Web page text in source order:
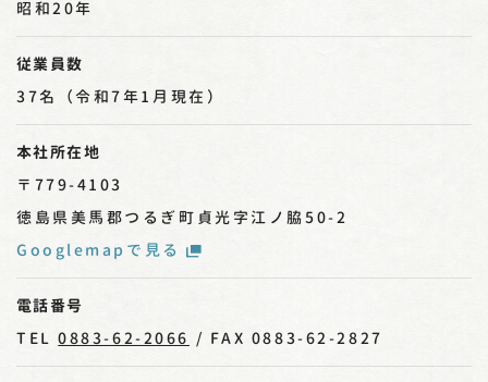
昭和20年
従業員数
37名（令和7年1月現在）
本社所在地
〒779-4103
徳島県美馬郡つるぎ町貞光字江ノ脇50-2
Googlemapで見る
電話番号
TEL0883-62-2066 / FAX 0883-62-2827